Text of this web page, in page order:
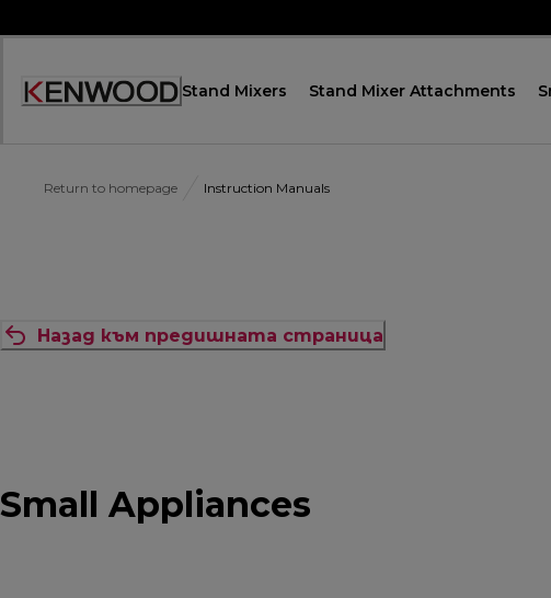
to
Декларация
Stand Mixers Stand Mixer Attachments
Return to homepage Instruction Manuals
Назад към предишната страница
Small Appliances